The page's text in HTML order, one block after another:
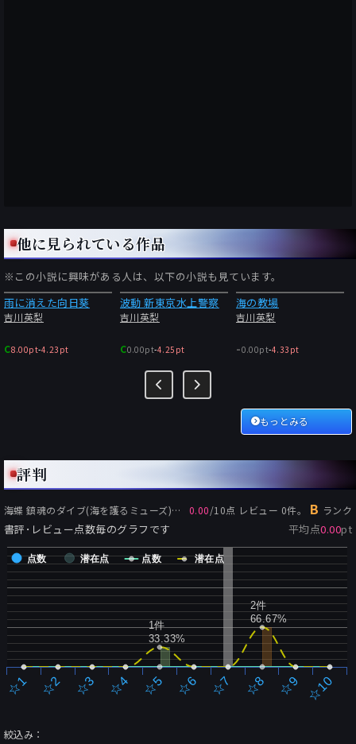
他に見られている作品
※この小説に興味がある人は、以下の小説も見ています。
雨に消えた向日葵
吉川英梨
C8.00pt-4.23pt
波動 新東京水上警察
吉川英梨
C0.00pt-4.25pt
海の教場
吉川英梨
-0.00pt-4.33pt
もっとみる
評判
海蝶 鎮魂のダイブ(海を護るミューズ)
の評価:
0.00/10点 レビュー 0件。 B ランク
書評･レビュー点数毎のグラフです 平均点0.00pt
点数 潜在点 点数 潜在点
☆1 ☆2 ☆3 ☆4 ☆5 ☆6 ☆7 ☆8 ☆9 ☆10
1件
33.33%
2件
66.67%
絞込み：